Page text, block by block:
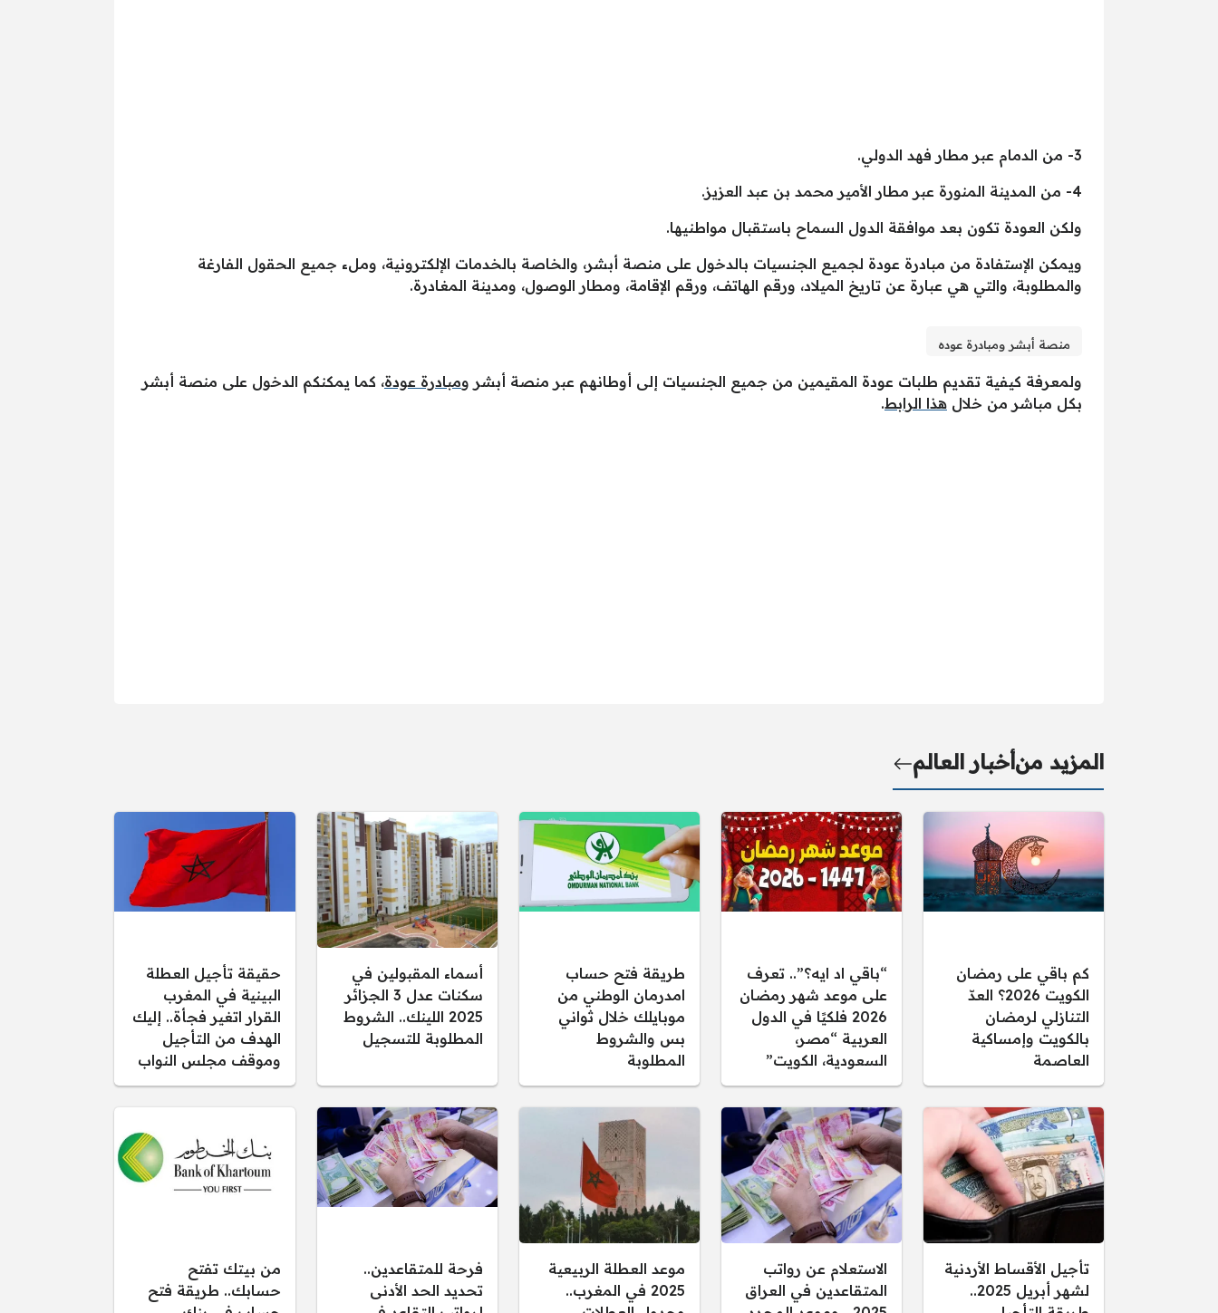
3- من الدمام عبر مطار فهد الدولي.
4- من المدينة المنورة عبر مطار الأمير محمد بن عبد العزيز.
ولكن العودة تكون بعد موافقة الدول السماح باستقبال مواطنيها.
ويمكن الإستفادة من مبادرة عودة لجميع الجنسيات بالدخول على منصة أبشر، والخاصة بالخدمات الإلكترونية، وملء جميع الحقول الفارغة
والمطلوبة، والتي هي عبارة عن تاريخ الميلاد، ورقم الهاتف، ورقم الإقامة، ومطار الوصول، ومدينة المغادرة.
منصة أبشر ومبادرة عوده
ولمعرفة كيفية تقديم طلبات عودة المقيمين من جميع الجنسيات إلى أوطانهم عبر منصة أبشر ومبادرة عودة، كما يمكنكم الدخول على منصة أبشر
بكل مباشر من خلال هذا الرابط.
المزيد منأخبار العالم
كم باقي على رمضان
الكويت 2026؟ العدّ
التنازلي لرمضان
بالكويت وإمساكية
العاصمة
“باقي اد ايه؟”.. تعرف
على موعد شهر رمضان
2026 فلكيًا في الدول
العربية “مصر،
السعودية، الكويت”
طريقة فتح حساب
امدرمان الوطني من
موبايلك خلال ثواني
بس والشروط
المطلوبة
أسماء المقبولين في
سكنات عدل 3 الجزائر
2025 اللينك.. الشروط
المطلوبة للتسجيل
حقيقة تأجيل العطلة
البينية في المغرب
القرار اتغير فجأة.. إليك
الهدف من التأجيل
وموقف مجلس النواب
تأجيل الأقساط الأردنية
لشهر أبريل 2025..
الاستعلام عن رواتب
المتقاعدين في العراق
موعد العطلة الربيعية
2025 في المغرب..
فرحة للمتقاعدين..
تحديد الحد الأدنى
من بيتك تفتح
حسابك.. طريقة فتح